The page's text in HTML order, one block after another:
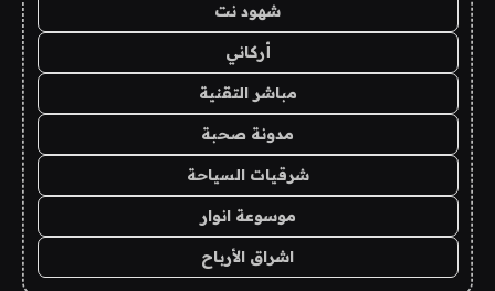
شهود نت
أركاني
مباشر التقنية
مدونة صحبة
شرقيات السياحة
موسوعة انوار
اشراق الأرباح